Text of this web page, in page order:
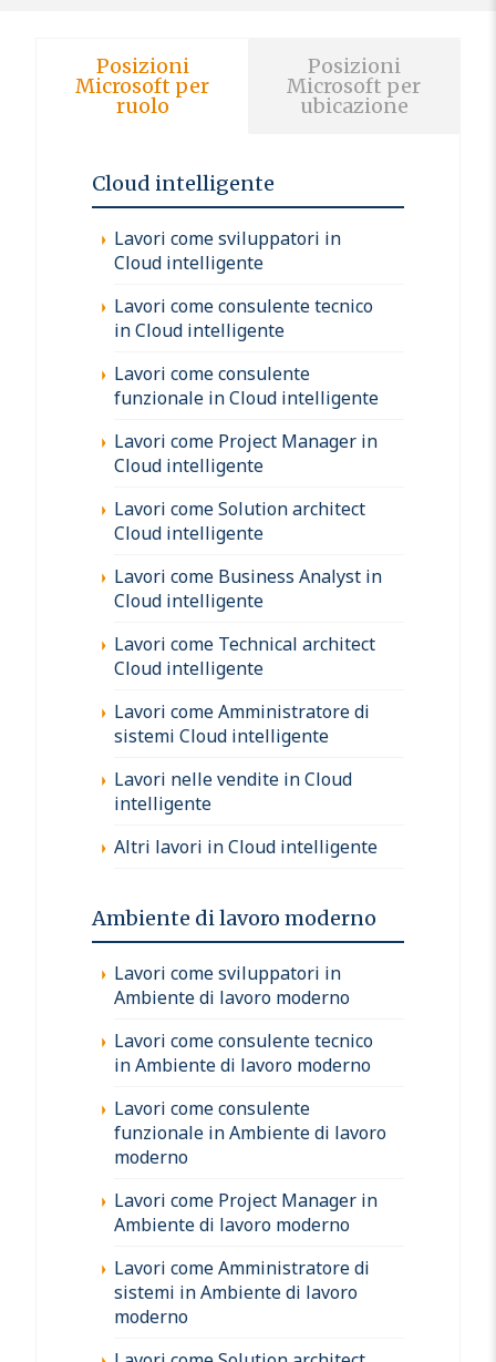
Posizioni
Microsoft per
ruolo
Posizioni
Microsoft per
ubicazione
Cloud intelligente
Lavori come sviluppatori in
Cloud intelligente
Lavori come consulente tecnico
in Cloud intelligente
Lavori come consulente
funzionale in Cloud intelligente
Lavori come Project Manager in
Cloud intelligente
Lavori come Solution architect
Cloud intelligente
Lavori come Business Analyst in
Cloud intelligente
Lavori come Technical architect
Cloud intelligente
Lavori come Amministratore di
sistemi Cloud intelligente
Lavori nelle vendite in Cloud
intelligente
Altri lavori in Cloud intelligente
Ambiente di lavoro moderno
Lavori come sviluppatori in
Ambiente di lavoro moderno
Lavori come consulente tecnico
in Ambiente di lavoro moderno
Lavori come consulente
funzionale in Ambiente di lavoro
moderno
Lavori come Project Manager in
Ambiente di lavoro moderno
Lavori come Amministratore di
sistemi in Ambiente di lavoro
moderno